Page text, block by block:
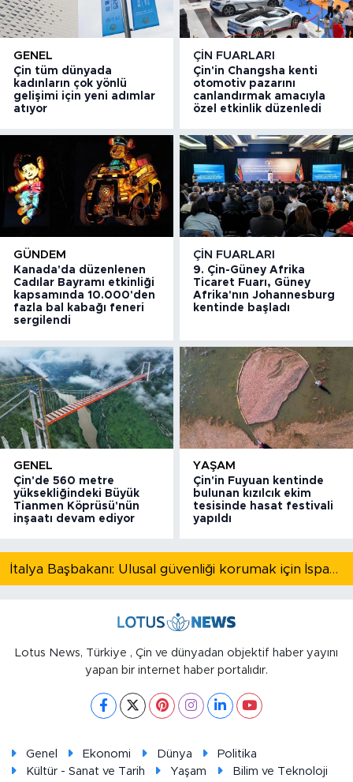
GENEL
Çin tüm dünyada
kadınların çok yönlü
gelişimi için yeni adımlar
atıyor
ÇIN FUARLARI
Çin'in Changsha kenti
otomotiv pazarını
canlandırmak amacıyla
özel etkinlik düzenledi
GÜNDEM
Kanada'da düzenlenen
Cadılar Bayramı etkinliği
kapsamında 10.000'den
fazla bal kabağı feneri
sergilendi
ÇIN FUARLARI
9. Çin-Güney Afrika
Ticaret Fuarı, Güney
Afrika'nın Johannesburg
kentinde başladı
GENEL
Çin'de 560 metre
yüksekliğindeki Büyük
Tianmen Köprüsü'nün
inşaatı devam ediyor
YAŞAM
Çin'in Fuyuan kentinde
bulunan kızılcık ekim
tesisinde hasat festivali
yapıldı
İtalya Başbakanı: Ulusal güvenliği korumak için İspanya ile Schengen kapsamındaki serbest dolaşımı askıya alıyoruz
Lotus News, Türkiye , Çin ve dünyadan objektif haber yayını
yapan bir internet haber portalıdır.
Genel Ekonomi Dünya
Politika
Kültür - Sanat ve Tarih
Yaşam Bilim ve Teknoloji